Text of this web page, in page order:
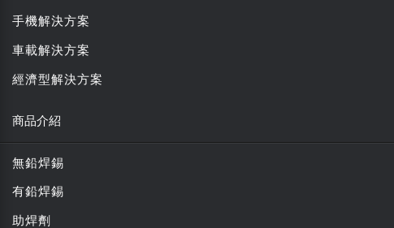
手機解決方案
車載解決方案
經濟型解決方案
商品介紹
無鉛焊錫
有鉛焊錫
助焊劑